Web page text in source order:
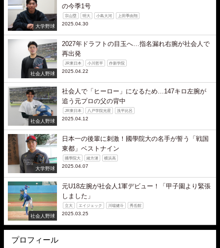
大学野球
の今季1号
宗山塁 明大 小島大河 上田季由翔
2025.04.30
社会人野球
2027年ドラフトの目玉へ…指名漏れ右腕が社会人で
再出発
JR東日本 小川哲平 作新学院
2025.04.22
社会人野球
社会人で「ヒーロー」になるため…147キロ左腕が
追う元プロの父の背中
JR東日本 八戸学院光星 洗平比呂
2025.04.12
大学野球
日本一の後輩に刺激！國學院大の名手が誓う「戦国
東都」ベストナイン
國學院大 緒方漣 横浜高
2025.04.07
社会人野球
元U18左腕が社会人1軍デビュー！「甲子園より緊張
しました」
立大 エイジェック 川端健斗 秀岳館
2025.03.25
プロフィール